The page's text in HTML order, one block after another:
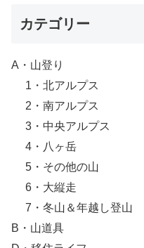
カテゴリー
A・山登り
1・北アルプス
2・南アルプス
3・中央アルプス
4・八ヶ岳
5・その他の山
6・大縦走
7・冬山＆年越し登山
B・山道具